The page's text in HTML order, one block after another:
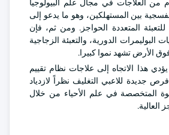
من العلاجات في مجال علم البيولوجيا
بين المستهلكين، وهو ما يدعو إلى
المتعددة الحواجز. ومن ثم، فإن
البوليمرات الدورية، والتعبئة الزجاجية
الأرض تشهد نموا كبيرا.
هذا الاتجاه إلى علاجات نظام تقييم
جديدة للاعبي التغليف نظراً لازدياد
المتخصصة في علم الأحياء من خلال
العالية.